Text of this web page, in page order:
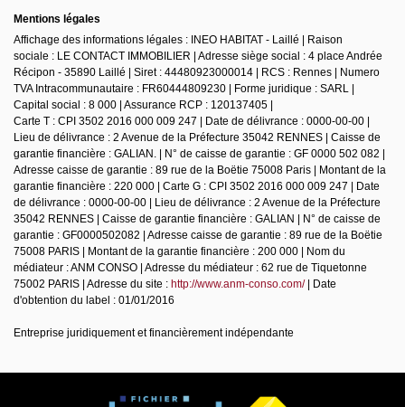
Mentions légales
Affichage des informations légales : INEO HABITAT - Laillé | Raison
sociale : LE CONTACT IMMOBILIER | Adresse siège social : 4 place Andrée
Récipon - 35890 Laillé | Siret : 44480923000014 | RCS : Rennes | Numero
TVA Intracommunautaire : FR60444809230 | Forme juridique : SARL |
Capital social : 8 000 | Assurance RCP : 120137405 |
Carte T : CPI 3502 2016 000 009 247 | Date de délivrance : 0000-00-00 |
Lieu de délivrance : 2 Avenue de la Préfecture 35042 RENNES | Caisse de
garantie financière : GALIAN. | N° de caisse de garantie : GF 0000 502 082 |
Adresse caisse de garantie : 89 rue de la Boëtie 75008 Paris | Montant de la
garantie financière : 220 000 | Carte G : CPI 3502 2016 000 009 247 | Date
de délivrance : 0000-00-00 | Lieu de délivrance : 2 Avenue de la Préfecture
35042 RENNES | Caisse de garantie financière : GALIAN | N° de caisse de
garantie : GF0000502082 | Adresse caisse de garantie : 89 rue de la Boëtie
75008 PARIS | Montant de la garantie financière : 200 000 | Nom du
médiateur : ANM CONSO | Adresse du médiateur : 62 rue de Tiquetonne
75002 PARIS | Adresse du site : http://www.anm-conso.com/| Date
d'obtention du label : 01/01/2016
Entreprise juridiquement et financièrement indépendante